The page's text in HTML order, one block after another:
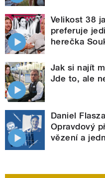
Velikost 38
preferuje
herečka
Jak si najít
Jde to, ale
Daniel
Opravdový
vězení a